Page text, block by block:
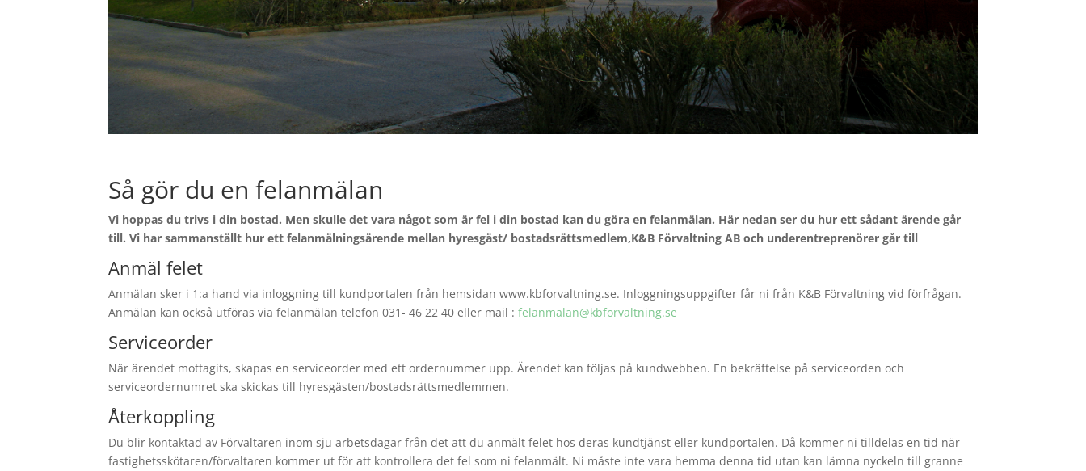
Så gör du en felanmälan
Vi hoppas du trivs i din bostad. Men skulle det vara något som är fel i din bostad kan du göra en felanmälan. Här nedan ser du hur ett sådant ärende går
till. Vi har sammanställt hur ett felanmälningsärende mellan hyresgäst/ bostadsrättsmedlem,K&B Förvaltning AB och underentreprenörer går till
Anmäl felet
Anmälan sker i 1:a hand via inloggning till kundportalen från hemsidan www.kbforvaltning.se. Inloggningsuppgifter får ni från K&B Förvaltning vid förfrågan.
Anmälan kan också utföras via felanmälan telefon 031- 46 22 40 eller mail :felanmalan@kbforvaltning.se
Serviceorder
När ärendet mottagits, skapas en serviceorder med ett ordernummer upp. Ärendet kan följas på kundwebben. En bekräftelse på serviceorden och
serviceordernumret ska skickas till hyresgästen/bostadsrättsmedlemmen.
Återkoppling
Du blir kontaktad av Förvaltaren inom sju arbetsdagar från det att du anmält felet hos deras kundtjänst eller kundportalen. Då kommer ni tilldelas en tid när
fastighetsskötaren/förvaltaren kommer ut för att kontrollera det fel som ni felanmält. Ni måste inte vara hemma denna tid utan kan lämna nyckeln till granne